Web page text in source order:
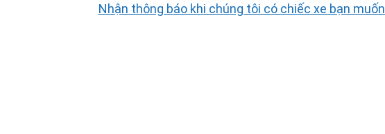
Nhận thông báo khi chúng tôi có chiếc xe bạn